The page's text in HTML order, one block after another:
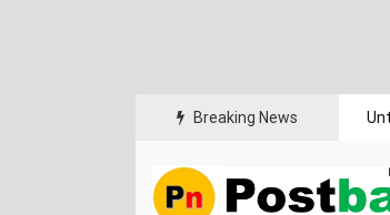
Breaking News